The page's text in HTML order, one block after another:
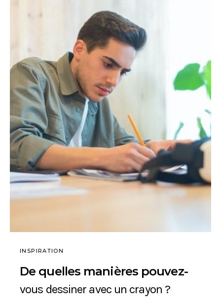
INSPIRATION
De quelles manières pouvez-
vous dessiner avec un crayon ?